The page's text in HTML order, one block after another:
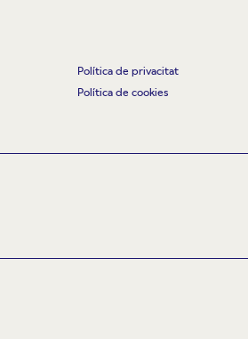
Política de privacitat
Política de cookies